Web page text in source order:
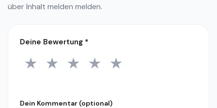
überInhalt melden melden.
Deine Bewertung *
1 Stern
★ 2 Sterne
★ 3 Sterne
★ 4 Sterne
★ 5 Sterne
★
Dein Kommentar (optional)